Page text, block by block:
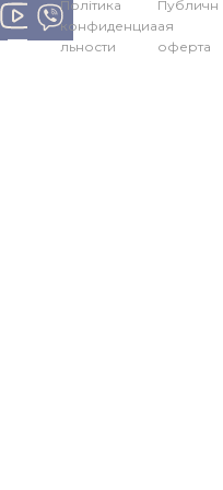
Політика
конфиденциа
льности
Публичн
ая
оферта